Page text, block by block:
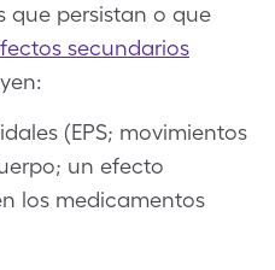
que persistan o que
secundarios
(EPS; movimientos
un efecto
los medicamentos